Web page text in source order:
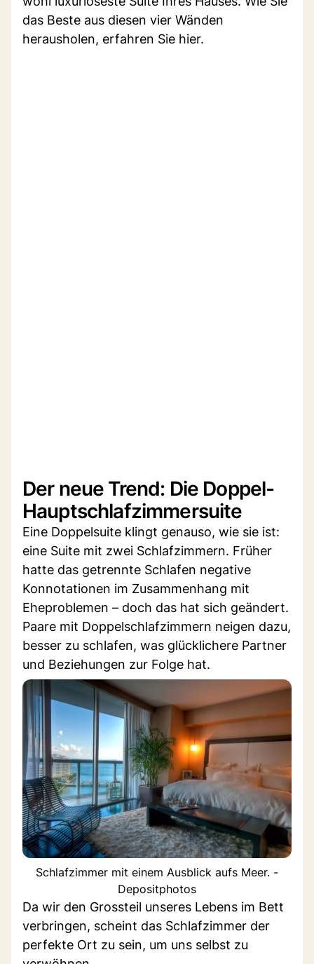
das Beste aus diesen vier Wänden
herausholen, erfahren Sie hier.
Der neue Trend: Die Doppel-
Hauptschlafzimmersuite
Eine Doppelsuite klingt genauso, wie sie ist:
eine Suite mit zwei Schlafzimmern. Früher
hatte das getrennte Schlafen negative
Konnotationen im Zusammenhang mit
Eheproblemen – doch das hat sich geändert.
Paare mit Doppelschlafzimmern neigen dazu,
besser zu schlafen, was glücklichere Partner
und Beziehungen zur Folge hat.
Schlafzimmer mit einem Ausblick aufs Meer. -
Depositphotos
Da wir den Grossteil unseres Lebens im Bett
verbringen, scheint das Schlafzimmer der
perfekte Ort zu sein, um uns selbst zu